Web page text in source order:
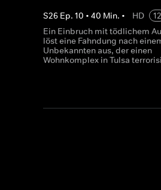
S26 Ep. 10 • 40 Min. • HD
12
Ein Einbruch mit tödlichem
löst eine Fahndung nach
Unbekannten aus, der einen
Wohnkomplex in Tulsa